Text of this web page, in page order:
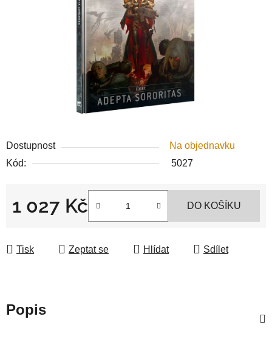
Dostupnost
Na objednavku
Kód:
5027
1 027 Kč DO KOŠÍKU
Tisk Zeptat se Hlídat Sdílet
Popis